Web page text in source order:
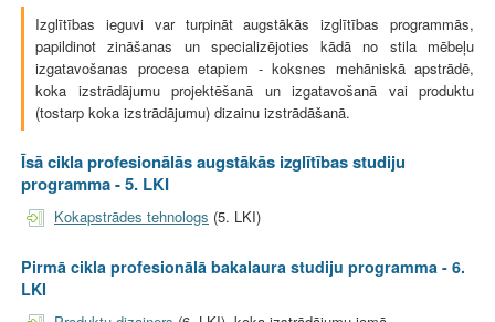
Izglītības ieguvi var turpināt augstākās izglītības programmās,
papildinot zināšanas un specializējoties kādā no stila mēbeļu
izgatavošanas procesa etapiem - koksnes mehāniskā apstrādē,
koka izstrādājumu projektēšanā un izgatavošanā vai produktu
(tostarp koka izstrādājumu) dizainu izstrādāšanā.
Īsā cikla profesionālās augstākās izglītības studiju
programma - 5. LKI
Kokapstrādes tehnologs (5. LKI)
Pirmā cikla profesionālā bakalaura studiju programma - 6.
LKI